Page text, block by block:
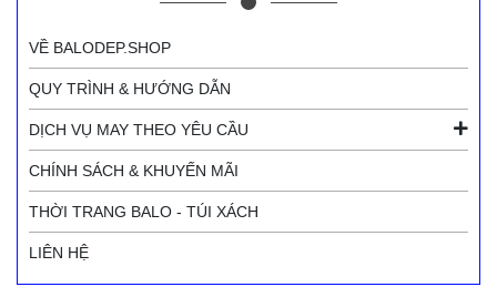
VỀ BALODEP.SHOP
QUY TRÌNH & HƯỚNG DẪN
DỊCH VỤ MAY THEO YÊU CẦU
CHÍNH SÁCH & KHUYẾN MÃI
THỜI TRANG BALO - TÚI XÁCH
LIÊN HỆ